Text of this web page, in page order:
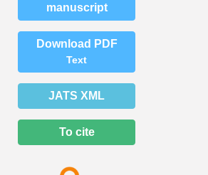
manuscript
Download PDF
Text
JATS XML
To cite